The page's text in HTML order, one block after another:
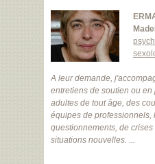
A leur demande,
entretiens de soutien ou
adultes de tout âge, des
équipes de professionnels,
questionnements, de
situations nouvelles. ...